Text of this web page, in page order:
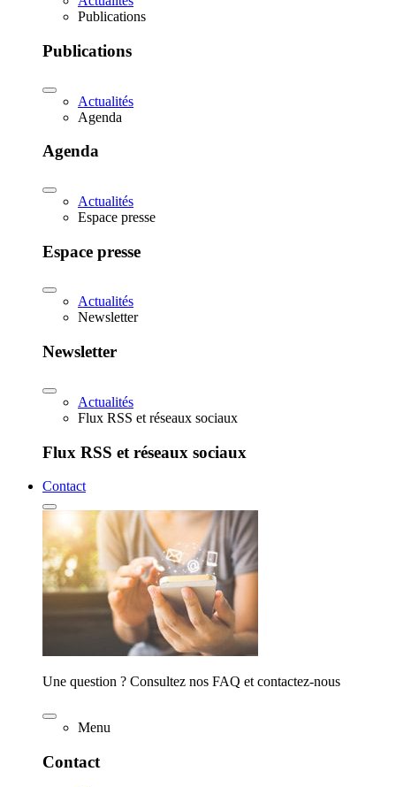
Publications
Publications
Actualités
Agenda
Agenda
Actualités
Espace presse
Espace presse
Actualités
Newsletter
Newsletter
Actualités
Flux RSS et réseaux sociaux
Flux RSS et réseaux sociaux
Contact
Une question ? Consultez nos FAQ et contactez-nous
Menu
Contact